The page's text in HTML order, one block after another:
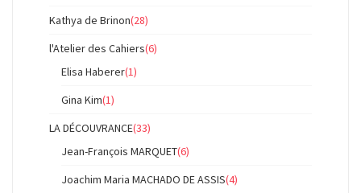
Kathya de Brinon(28)
l'Atelier des Cahiers(6)
Elisa Haberer(1)
Gina Kim(1)
LA DÉCOUVRANCE(33)
Jean-François MARQUET(6)
Joachim Maria MACHADO DE ASSIS(4)